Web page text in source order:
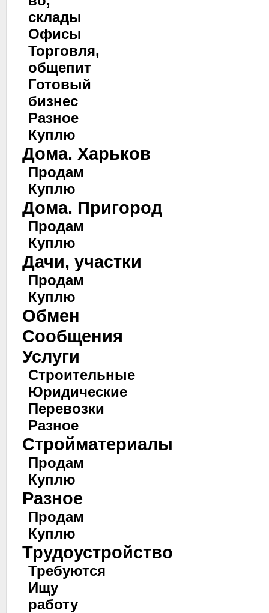
склады
Офисы
Торговля,
общепит
Готовый
бизнес
Разное
Куплю
Дома. Харьков
Продам
Куплю
Дома. Пригород
Продам
Куплю
Дачи, участки
Продам
Куплю
Обмен
Сообщения
Услуги
Строительные
Юридические
Перевозки
Разное
Стройматериалы
Продам
Куплю
Разное
Продам
Куплю
Трудоустройство
Требуются
Ищу
работу